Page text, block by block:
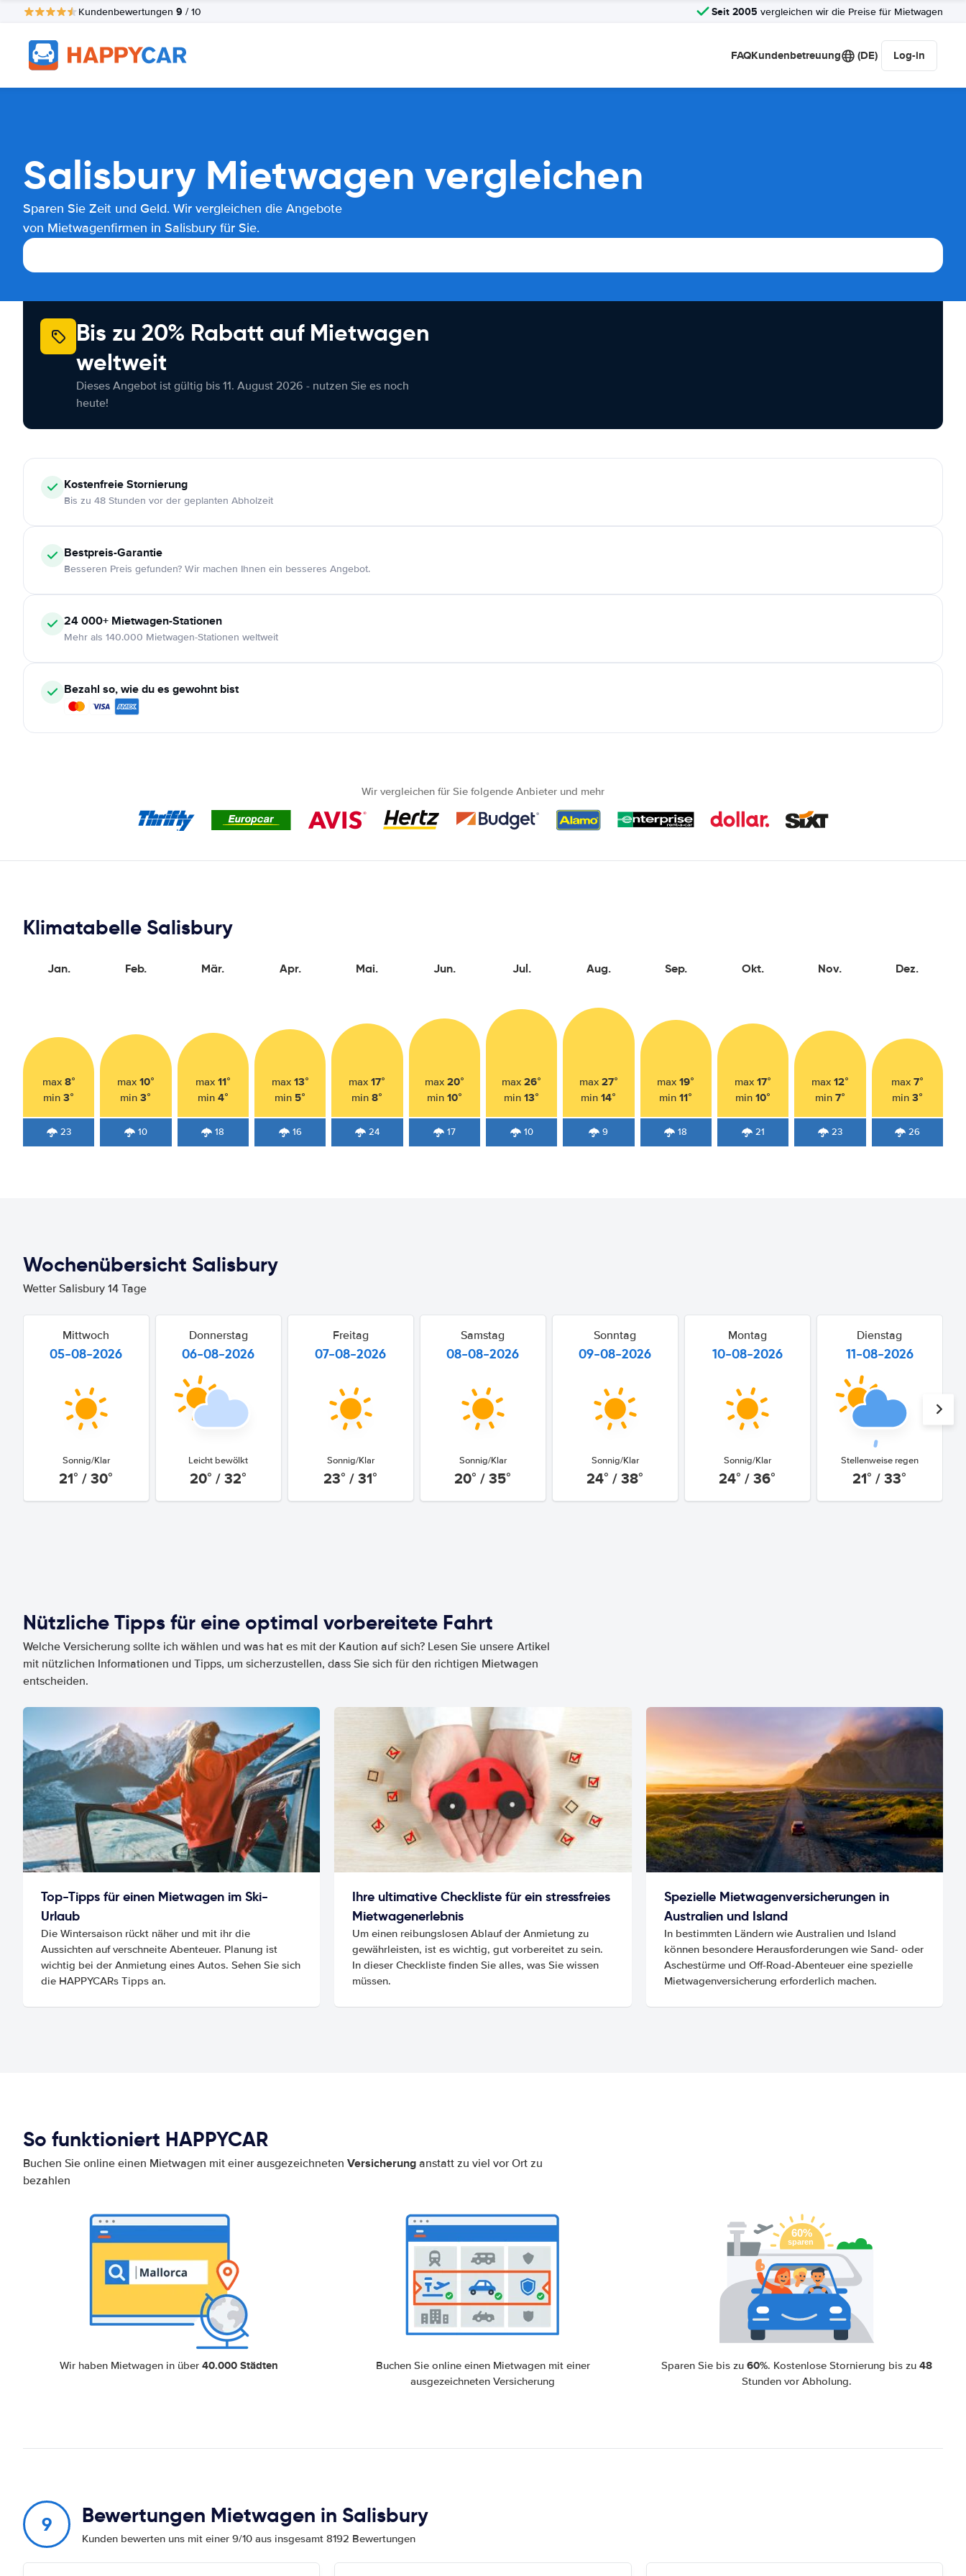
Kundenbewertungen 9 / 10 Seit 2005 vergleichen wir die Preise für Mietwagen
FAQKundenbetreuung (DE) Log-in
Salisbury Mietwagen vergleichen
Sparen Sie Zeit und Geld. Wir vergleichen die Angebote
von Mietwagenfirmen in Salisbury für Sie.
Bis zu 20% Rabatt auf Mietwagen
weltweit
Dieses Angebot ist gültig bis 11. August 2026 - nutzen Sie es noch
heute!
KostenfreieStornierung
Bis zu 48 Stunden vor der geplanten Abholzeit
Bestpreis-Garantie
Besseren Preis gefunden? Wir machen Ihnen ein besseres Angebot.
24 000+ Mietwagen-Stationen
Mehr als 140.000 Mietwagen-Stationen weltweit
Bezahl so, wie du es gewohnt bist
Wir vergleichen für Sie folgende Anbieter und mehr
Klimatabelle Salisbury
Jan.
max 8°
min3°
23
Feb.
max 10°
min3°
10
Mär.
max 11°
min 4°
18
Apr.
max 13°
min 5°
16
Mai.
max17°
min8°
24
Jun.
max 20°
min 10°
17
Jul.
max26°
min13°
10
Aug.
max 27°
min14°
9
Sep.
max19°
min11°
18
Okt.
max17°
min10°
21
Nov.
max 12°
min 7°
23
Dez.
max 7°
min 3°
26
Wochenübersicht Salisbury
Wetter Salisbury 14 Tage
Mittwoch
05-08-2026
Sonnig/Klar
21° / 30°
Donnerstag
06-08-2026
Leicht bewölkt
20° / 32°
Freitag
07-08-2026
Sonnig/Klar
23° / 31°
Samstag
08-08-2026
Sonnig/Klar
20° / 35°
Sonntag
09-08-2026
Sonnig/Klar
24° / 38°
Montag
10-08-2026
Sonnig/Klar
24° / 36°
Dienstag
11-08-2026
Stellenweise regen
21° / 33°
Nützliche Tipps für eine optimal vorbereitete Fahrt
Welche Versicherung sollte ich wählen und was hat es mit der Kaution auf sich? Lesen Sie unsere Artikel
mit nützlichen Informationen und Tipps, um sicherzustellen, dass Sie sich für den richtigen Mietwagen
entscheiden.
Top-Tipps für einen Mietwagen im Ski-
Urlaub
Die Wintersaison rückt näher und mit ihr die
Aussichten auf verschneite Abenteuer. Planung ist
wichtig bei der Anmietung eines Autos. Sehen Sie sich
die HAPPYCARs Tipps an.
Ihre ultimative Checkliste für ein stressfreies
Mietwagenerlebnis
Um einen reibungslosen Ablauf der Anmietung zu
gewährleisten, ist es wichtig, gut vorbereitet zu sein.
In dieser Checkliste finden Sie alles, was Sie wissen
müssen.
Spezielle Mietwagenversicherungen in
Australien und Island
In bestimmten Ländern wie Australien und Island
können besondere Herausforderungen wie Sand- oder
Aschestürme und Off-Road-Abenteuer eine spezielle
Mietwagenversicherung erforderlich machen.
So funktioniert HAPPYCAR
Buchen Sie online einen Mietwagen mit einer ausgezeichneten Versicherung anstatt zu viel vor Ort zu
bezahlen
Wir haben Mietwagen in über40.000 Städten
Buchen Sie online einen Mietwagen mit einer
ausgezeichneten Versicherung
Sparen Sie bis zu60%. Kostenlose Stornierung bis zu48
Stunden vor Abholung.
9 Bewertungen Mietwagen in Salisbury
Kunden bewerten uns mit einer 9/10 aus insgesamt 8192 Bewertungen